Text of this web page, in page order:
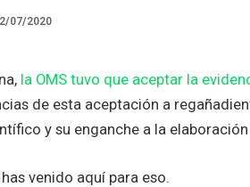
07/2020
la OMS tuvo que aceptar la
de esta aceptación a
y su enganche a la
venido aquí para eso.